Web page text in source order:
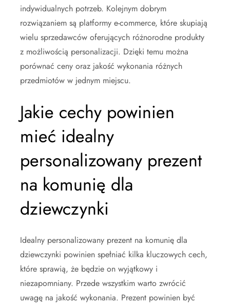
indywidualnych potrzeb. Kolejnym dobrym
rozwiązaniem są platformy e-commerce, które skupiają
wielu sprzedawców oferujących różnorodne produkty
z możliwością personalizacji. Dzięki temu można
porównać ceny oraz jakość wykonania różnych
przedmiotów w jednym miejscu.
Jakie cechy powinien
mieć idealny
personalizowany prezent
na komunię dla
dziewczynki
Idealny personalizowany prezent na komunię dla
dziewczynki powinien spełniać kilka kluczowych cech,
które sprawią, że będzie on wyjątkowy i
niezapomniany. Przede wszystkim warto zwrócić
uwagę na jakość wykonania. Prezent powinien być